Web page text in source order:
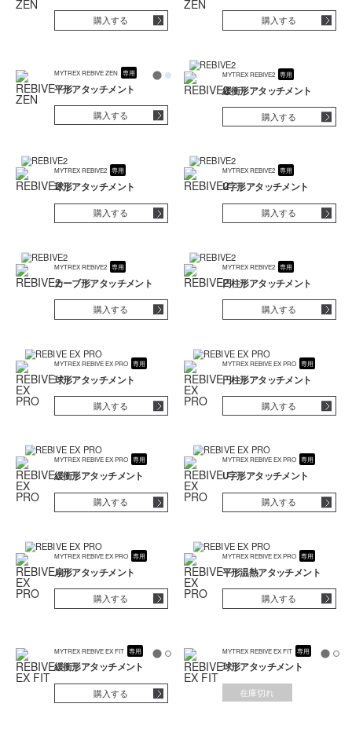
購入する 購入する
MYTREX REBIVE ZEN 専用
平形アタッチメント
購入する
MYTREX REBIVE2 専用
緩衝形アタッチメント
購入する
MYTREX REBIVE2 専用
球形アタッチメント
購入する
MYTREX REBIVE2 専用
U字形アタッチメント
購入する
MYTREX REBIVE2 専用
カーブ形アタッチメント
購入する
MYTREX REBIVE2 専用
円柱形アタッチメント
購入する
MYTREX REBIVE EX PRO 専用
球形アタッチメント
購入する
MYTREX REBIVE EX PRO 専用
円柱形アタッチメント
購入する
MYTREX REBIVE EX PRO 専用
緩衝形アタッチメント
購入する
MYTREX REBIVE EX PRO 専用
U字形アタッチメント
購入する
MYTREX REBIVE EX PRO 専用
扇形アタッチメント
購入する
MYTREX REBIVE EX PRO 専用
平形温熱アタッチメント
購入する
MYTREX REBIVE EX FIT 専用
緩衝形アタッチメント
購入する
MYTREX REBIVE EX FIT 専用
球形アタッチメント
在庫切れ